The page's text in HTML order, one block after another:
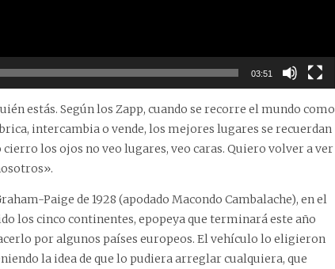
03:51
estás. Según los Zapp, cuando se recorre el mundo como
intercambia o vende, los mejores lugares se recuerdan
los ojos no veo lugares, veo caras. Quiero volver a ver
Paige de 1928 (apodado Macondo Cambalache), en el
los cinco continentes, epopeya que terminará este año
por algunos países europeos. El vehículo lo eligieron
la idea de que lo pudiera arreglar cualquiera, que